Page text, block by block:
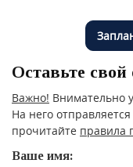
Оставьте свой
Важно! Внимательно
На него
прочитайте правила
Ваше имя: